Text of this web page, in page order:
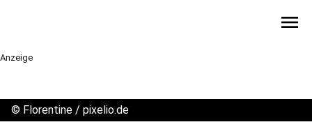
menu
Anzeige
© Florentine / pixelio.de